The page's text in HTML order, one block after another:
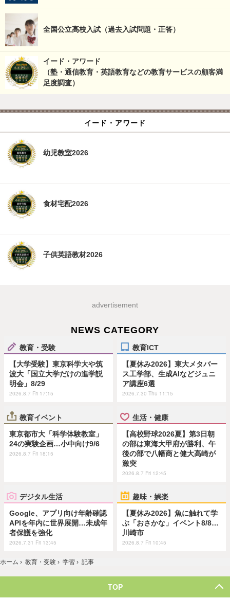
全国公立高校入試（過去入試問題・正答）
イード・アワード
（塾・通信教育・英語教育などの教育サービスの顧客満
足度調査）
イード・アワード
幼児教室2026
食材宅配2026
子供英語教材2026
advertisement
NEWS CATEGORY
教育・受験
【大学受験】東京科学大や筑
波大「国立大学だけの進学説
明会」8/29
2026.8.7 Fri 17:15
教育ICT
【夏休み2026】東大メタバー
ス工学部、生成AIなどジュニ
ア講座6選
2026.7.30 Thu 11:15
教育イベント
東京都市大「科学体験教室」
24の実験企画…小中向け9/6
2026.8.7 Fri 18:15
生活・健康
【高校野球2026夏】第3日朝
の部は東海大甲府が勝利、午
後の部で八幡商と健大高崎が
激突
2026.8.7 Fri 12:45
デジタル生活
Google、アプリ向け年齢確認
APIを年内に世界展開…未成年
者保護を強化
2026.7.31 Fri 13:45
趣味・娯楽
【夏休み2026】魚に触れて学
ぶ「おさかな」イベント8/8…
川崎市
2026.8.7 Fri 10:45
ホーム › 教育・受験 › 学習 › 記事
TOP